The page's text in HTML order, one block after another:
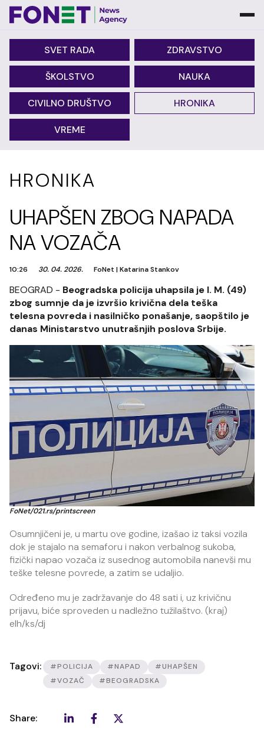
SVET RADA ZDRAVSTVO
ŠKOLSTVO NAUKA
CIVILNO DRUŠTVO HRONIKA
VREME
HRONIKA
UHAPŠEN ZBOG NAPADA
NA VOZAČA
10:26 30. 04. 2026. FoNet |Katarina Stankov
BEOGRAD - Beogradska policija uhapsila je I. M. (49)
zbog sumnje da je izvršio krivična dela teška
telesna povreda i nasilničko ponašanje, saopštilo je
danas Ministarstvo unutrašnjih poslova Srbije.
FoNet/021.rs/printscreen
Osumnjičeni je, u martu ove godine, izašao iz taksi vozila
dok je stajalo na semaforu i nakon verbalnog sukoba,
fizički napao vozača iz susednog automobila nanevši mu
teške telesne povrede, a zatim se udaljio.
Određeno mu je zadržavanje do 48 sati i, uz krivičnu
prijavu, biće sproveden u nadležno tužilaštvo. (kraj)
elh/ks/dj
Tagovi: #POLICIJA #NAPAD
#UHAPŠEN
#VOZAČ
#BEOGRADSKA
Share: